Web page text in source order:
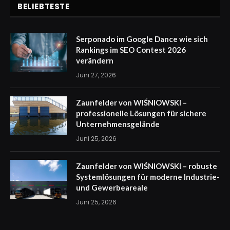
BELIEBTESTE
Serponado im Google Dance wie sich
Rankings im SEO Contest 2026
verändern
Juni 27, 2026
Zaunfelder von WIŚNIOWSKI –
professionelle Lösungen für sichere
Unternehmensgelände
Juni 25, 2026
Zaunfelder von WIŚNIOWSKI – robuste
Systemlösungen für moderne Industrie-
und Gewerbeareale
Juni 25, 2026